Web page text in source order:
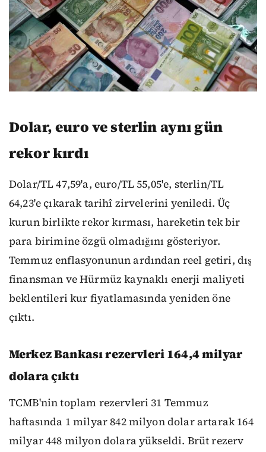
Dolar, euro ve sterlin aynı gün
rekor kırdı
Dolar/TL 47,59'a, euro/TL 55,05'e, sterlin/TL
64,23'e çıkarak tarihî zirvelerini yeniledi. Üç
kurun birlikte rekor kırması, hareketin tek bir
para birimine özgü olmadığını gösteriyor.
Temmuz enflasyonunun ardından reel getiri, dış
finansman ve Hürmüz kaynaklı enerji maliyeti
beklentileri kur fiyatlamasında yeniden öne
çıktı.
Merkez Bankası rezervleri 164,4 milyar
dolara çıktı
TCMB'nin toplam rezervleri 31 Temmuz
haftasında 1 milyar 842 milyon dolar artarak 164
milyar 448 milyon dolara yükseldi. Brüt rezerv